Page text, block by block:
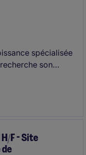
spécialisée
son
le poste offre une
F - Site